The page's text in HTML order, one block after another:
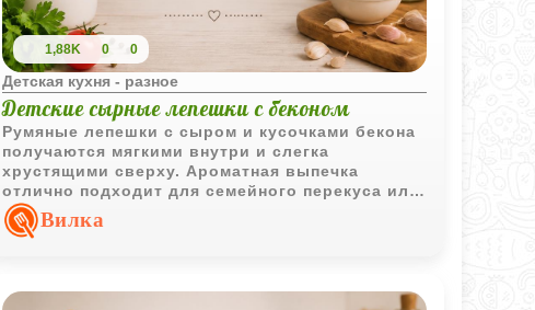
1,88K 0 0
Детская кухня - разное
Детские сырные лепешки с беконом
Румяные лепешки с сыром и кусочками бекона
получаются мягкими внутри и слегка
хрустящими сверху. Ароматная выпечка
отлично подходит для семейного перекуса или
сытного детского завтрака.
Вилка